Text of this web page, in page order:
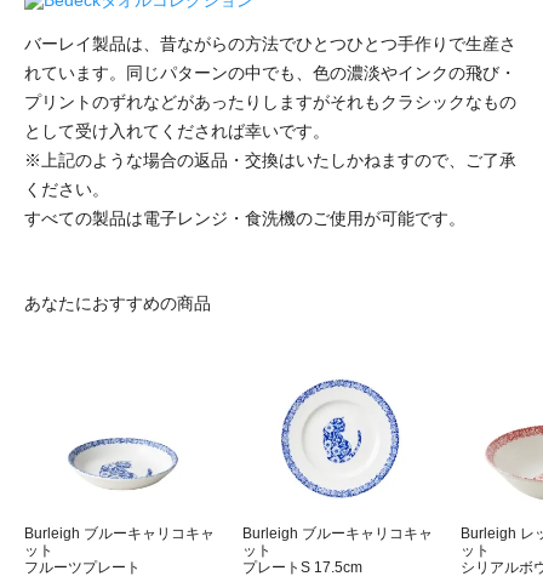
バーレイ製品は、昔ながらの方法でひとつひとつ手作りで生産さ
れています。同じパターンの中でも、色の濃淡やインクの飛び・
プリントのずれなどがあったりしますがそれもクラシックなもの
として受け入れてくだされば幸いです。
※上記のような場合の返品・交換はいたしかねますので、ご了承
ください。
すべての製品は電子レンジ・食洗機のご使用が可能です。
あなたにおすすめの商品
Burleigh ブルーキャリコキャ
ット
フルーツプレート
Burleigh ブルーキャリコキャ
ット
プレートS 17.5cm
Burleigh レ
ット
シリアルボ